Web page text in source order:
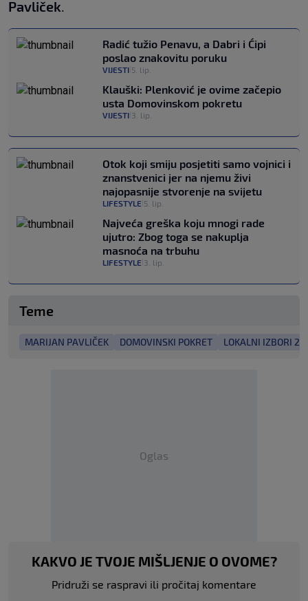
Pavliček.
Radić tužio Penavu, a Dabri i Ćipi
poslao znakovitu poruku
VIJESTI 5. lip.
Klauški: Plenković je ovime začepio
usta Domovinskom pokretu
VIJESTI 3. lip.
Otok koji smiju posjetiti samo vojnici i
znanstvenici jer na njemu živi
najopasnije stvorenje na svijetu
LIFESTYLE 5. lip.
Najveća greška koju mnogi rade
ujutro: Zbog toga se nakuplja
masnoća na trbuhu
LIFESTYLE 3. lip.
Teme
MARIJAN PAVLIČEK DOMOVINSKI POKRET LOKALNI IZBORI
Oglas
KAKVO JE TVOJE MIŠLJENJE O OVOME?
Pridruži se raspravi ili pročitaj komentare